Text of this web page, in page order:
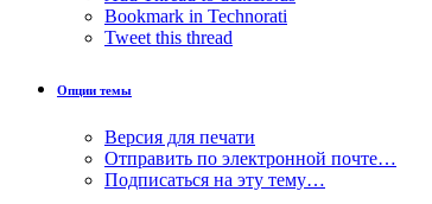
Bookmark in Technorati
Tweet this thread
Опции темы
Версия для печати
Отправить по электронной почте…
Подписаться на эту тему…